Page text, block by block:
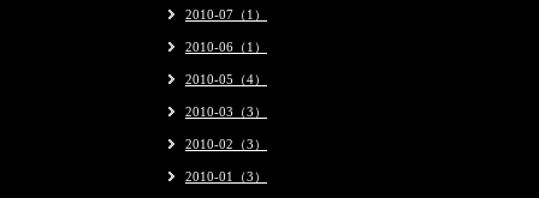
2010-07（1）
2010-06（1）
2010-05（4）
2010-03（3）
2010-02（3）
2010-01（3）